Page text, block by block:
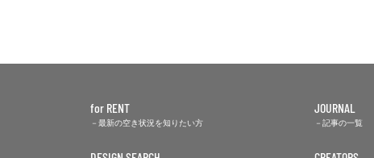
for RENT
最新の空き状況を知りたい方
JOURNAL
記事の一覧